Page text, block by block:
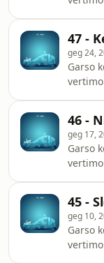
47 -
geg 24,
Garso
46 -
geg 17,
Garso
45 -
geg 10,
Garso